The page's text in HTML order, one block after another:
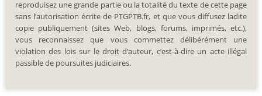
reproduisez une grande partie ou la totalité du texte de cette page
sans l’autorisation écrite de PTGPTB.fr, et que vous diffusez ladite
copie publiquement (sites Web, blogs, forums, imprimés, etc.),
vous reconnaissez que vous commettez délibérément une
violation des lois sur le droit d’auteur, c’est-à-dire un acte illégal
passible de poursuites judiciaires.